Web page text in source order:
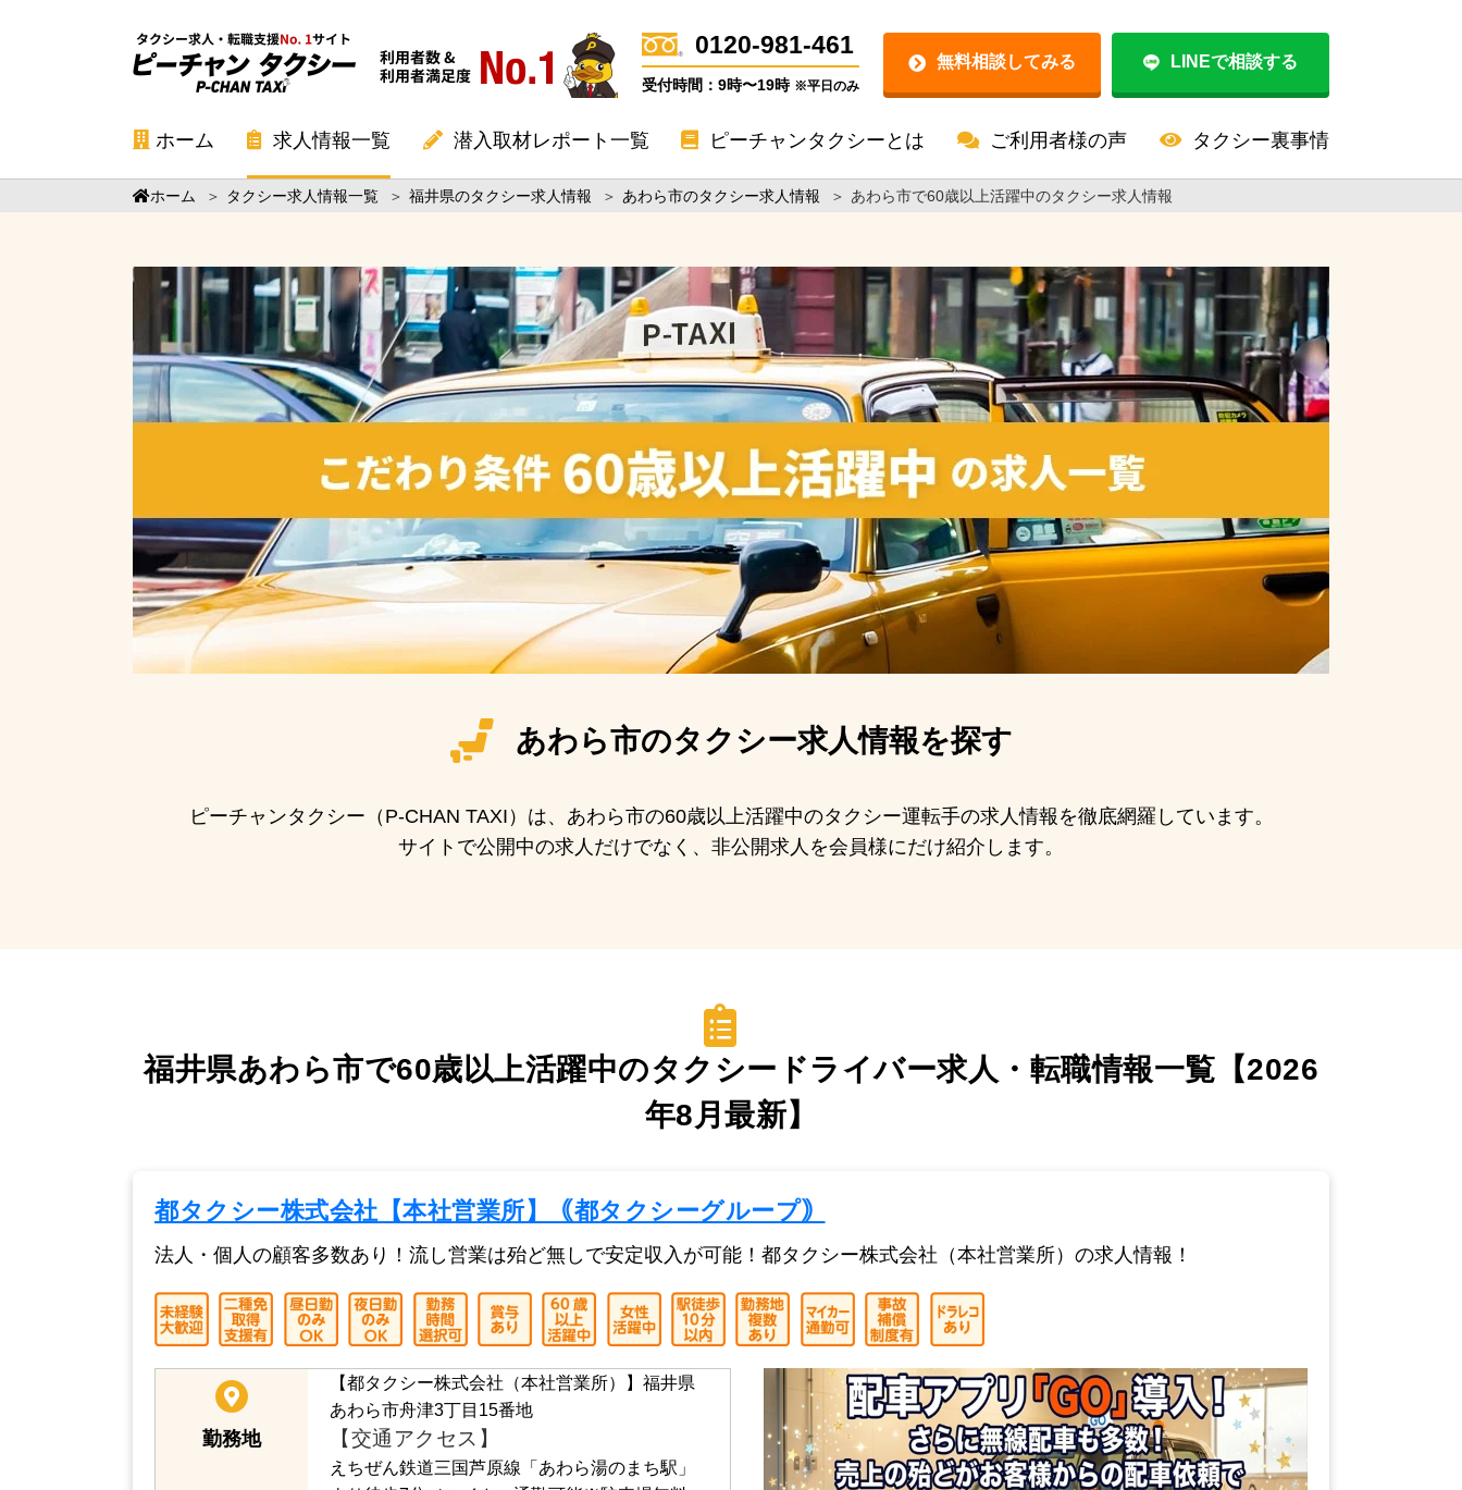
0120-981-461
受付時間：9時〜19時※平日のみ
無料相談してみる LINEで相談する
ホーム 求人情報一覧 潜入取材レポート一覧 ピーチャンタクシーとは ご利用者様の声 タクシー裏事情
ホーム ＞ タクシー求人情報一覧 ＞ 福井県のタクシー求人情報 ＞ あわら市のタクシー求人情報 ＞ あわら市で60歳以上活躍中のタクシー求人情報
あわら市のタクシー求人情報を探す
ピーチャンタクシー（P-CHAN TAXI）は、あわら市の60歳以上活躍中のタクシー運転手の求人情報を徹底網羅しています。
サイトで公開中の求人だけでなく、非公開求人を会員様にだけ紹介します。
福井県あわら市で60歳以上活躍中のタクシードライバー求人・転職情報一覧【2026
年8月最新】
都タクシー株式会社【本社営業所】｟都タクシーグループ｠
法人・個人の顧客多数あり！流し営業は殆ど無しで安定収入が可能！都タクシー株式会社（本社営業所）の求人情報！
勤務地
【都タクシー株式会社（本社営業所）】福井県
あわら市舟津3丁目15番地
【交通アクセス】
えちぜん鉄道三国芦原線「あわら湯のまち駅」